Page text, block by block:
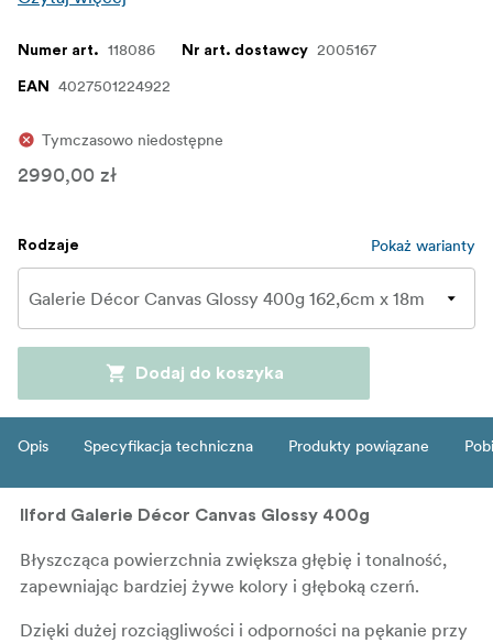
Numer art. 118086 Nr art. dostawcy 2005167
EAN 4027501224922
Tymczasowo niedostępne
2990,00 zł
Rodzaje Pokaż warianty
Dodaj do koszyka
Opis Specyfikacja techniczna Produkty powiązane
Ilford Galerie Décor Canvas Glossy 400g
Błyszcząca powierzchnia zwiększa głębię i tonalność,
zapewniając bardziej żywe kolory i głęboką czerń.
Dzięki dużej rozciągliwości i odporności na pękanie przy